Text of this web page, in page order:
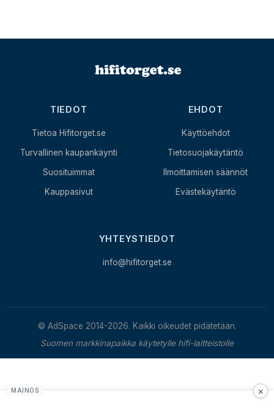
TIEDOT
Tietoa Hifitorget.se
Turvallinen kaupankäynti
Suosituimmat
Kauppasivut
EHDOT
Käyttöehdot
Tietosuojakäytäntö
Ilmoittamisen säännöt
Evästekäytäntö
YHTEYSTIEDOT
info@hifitorget.se
© AdSpace 2014-2026. Kaikki oikeudet pidätetään.
Suomen markkinapaikka käytetylle hifi-laitteistolle
×